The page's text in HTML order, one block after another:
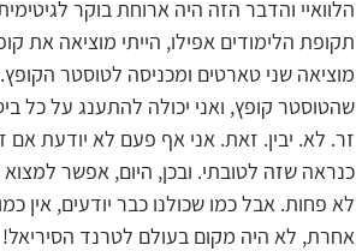
הלוואיי והדבר הזה היה ארוחת בוקר
תקופת הלימודים אפילו, הייתי מוציאה את
מוציאה שני טארטים ומכניסה לטוסטר
שהטוסטר קופץ, ואני יכולה להתענג על כל
זר. לא. יבין. זאת. אני אף פעם לא יודעת
כנראה שזה לטובתי. ובכן, היום, אפשר
לא פחות. אבל כמו שכולנו כבר יודעים, אין
אחרת, לא היה מקום בעולם לטרנד הסיריאל!